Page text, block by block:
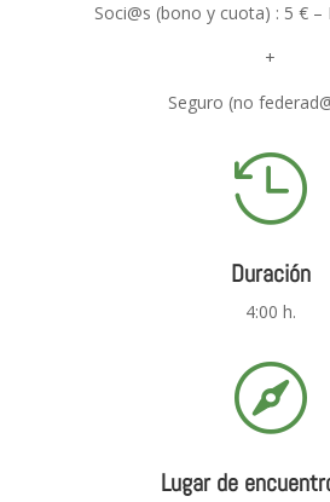
Soci@s (bono y cuota) : 5 € –
+
Seguro (no

Duración
4:00 h.

Lugar de